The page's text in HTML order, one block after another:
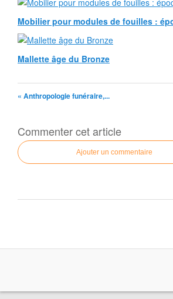
Mobilier pour modules de fouilles :
Mallette âge du Bronze
« Anthropologie funéraire,...
Commenter cet article
Ajouter un commentaire